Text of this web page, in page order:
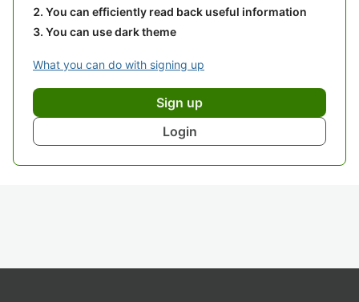
You can efficiently read back useful information
You can use dark theme
What you can do with signing up
Sign up
Login